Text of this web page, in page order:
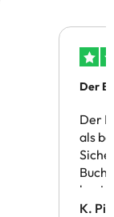
Der
Der
als
K.